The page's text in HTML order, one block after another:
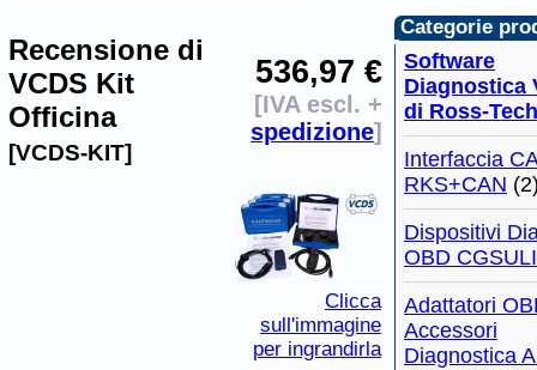
Recensione di
VCDS Kit
Officina
[VCDS-KIT]
536,97 €
[IVA escl. +
spedizione]
Clicca
sull'immagine
per ingrandirla
Categorie
Software
Diagnostica
di Ross-Tech
Interfaccia
RKS+CAN
Dispositivi
OBD
Adattatori
Accessori
Diagnostica